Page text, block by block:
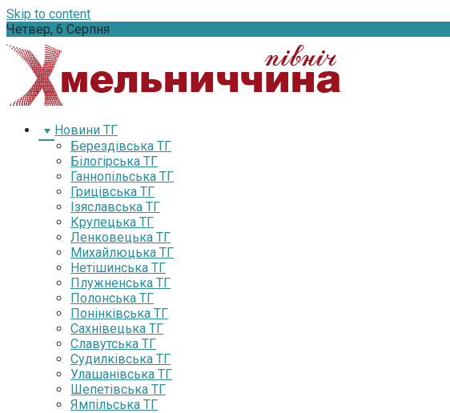
Skip to content
Четвер, 6 Серпня
Новини ТГ
Берездівська ТГ
Білогірська ТГ
Ганнопільська ТГ
Грицівська ТГ
Ізяславська ТГ
Крупецька ТГ
Ленковецька ТГ
Михайлюцька ТГ
Нетішинська ТГ
Плужненська ТГ
Полонська ТГ
Понінківська ТГ
Сахнівецька ТГ
Славутська ТГ
Судилківська ТГ
Улашанівська ТГ
Шепетівська ТГ
Ямпільська ТГ